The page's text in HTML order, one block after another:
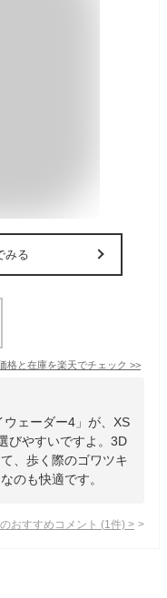
みる
格と在庫を楽天でチェック >>
ェーダー4」が、XS
びやすいですよ。3D
、歩く際のゴワツキ
のも快適です。
おすすめコメント (1 件) >